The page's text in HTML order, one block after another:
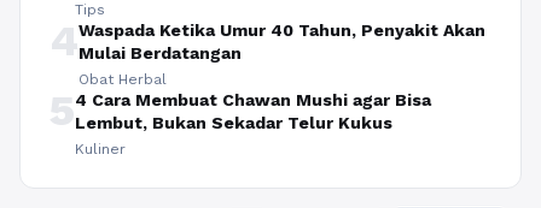
Tips
4Waspada Ketika Umur 40 Tahun, Penyakit Akan
Mulai Berdatangan
Obat Herbal
54 Cara Membuat Chawan Mushi agar Bisa
Lembut, Bukan Sekadar Telur Kukus
Kuliner